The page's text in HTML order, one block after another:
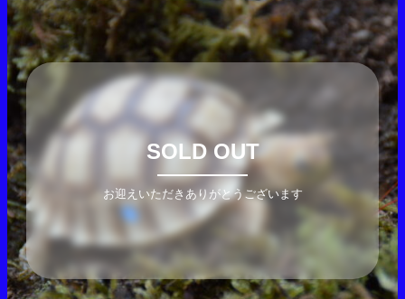
SOLD OUT
お迎えいただきありがとうございます